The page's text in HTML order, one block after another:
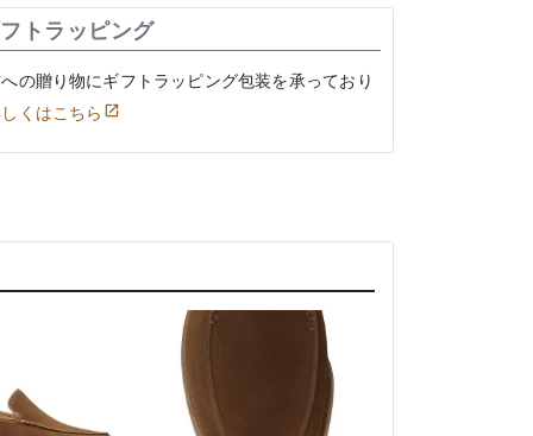
トラッピング
の贈り物にギフトラッピング包装を承っており
くはこちら